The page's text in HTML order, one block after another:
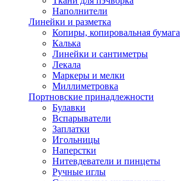
Наполнители
Линейки и разметка
Копиры, копировальная бумага
Калька
Линейки и сантиметры
Лекала
Маркеры и мелки
Миллиметровка
Портновские принадлежности
Булавки
Вспарыватели
Заплатки
Игольницы
Наперстки
Нитевдеватели и пинцеты
Ручные иглы